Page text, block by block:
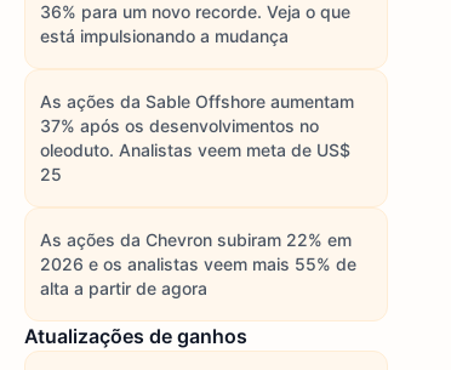
36% para um novo recorde. Veja o que
está impulsionando a mudança
As ações da Sable Offshore aumentam
37% após os desenvolvimentos no
oleoduto. Analistas veem meta de US$
25
As ações da Chevron subiram 22% em
2026 e os analistas veem mais 55% de
alta a partir de agora
Atualizações de ganhos